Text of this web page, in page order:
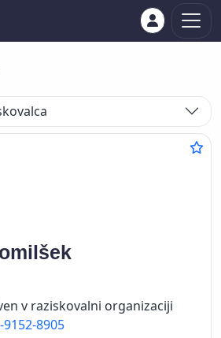
v raziskovalni organizaciji
8905